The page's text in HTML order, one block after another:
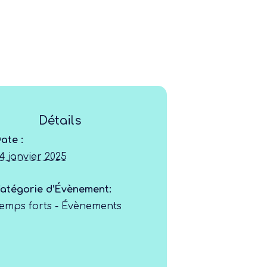
Jouer
Former
Détails
:
janvier 2025
d’Évènement:
forts - Évènements